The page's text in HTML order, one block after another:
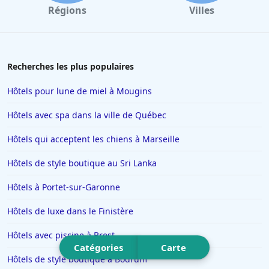
Hôtels à Tain-lʼHermitage
Hôtels à Ajaccio
Hôtels à Saint-Affrique
Hôtels au Québec
Hôtels à Carcassonne
Hôtels aux Saintes-Maries-de-la-Mer
Hôtels à Chartres
Hôtels à Bouc-Bel-Air
Catégories Carte
Régions Villes
Recherches les plus populaires
Hôtels pour lune de miel à Mougins
Hôtels avec spa dans la ville de Québec
Hôtels qui acceptent les chiens à Marseille
Hôtels de style boutique au Sri Lanka
Hôtels à Portet-sur-Garonne
Hôtels de luxe dans le Finistère
Hôtels avec piscine à Brest
Hôtels de style boutique à Bodrum